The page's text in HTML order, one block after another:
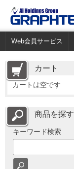
Web会員サービス
カート
カートは空です
商品を探す
キーワード検索